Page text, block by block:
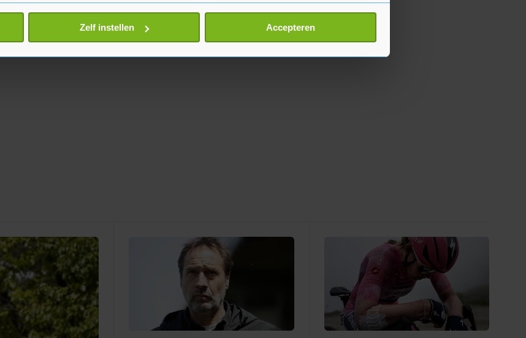
het actief te scannen op specifieke eigenschappen (fingerprinting)
gegevens worden verwerkt en stel uw voorkeuren in het
detailgedeelte
of intrekken in de Cookieverklaring.
Zelf instellen Accepteren